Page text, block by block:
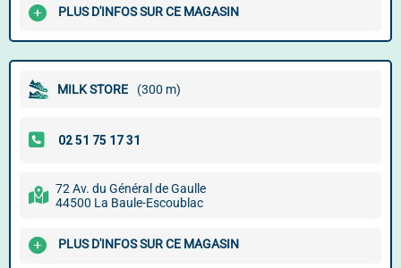
PLUS D'INFOS SUR CE MAGASIN
MILK STORE (300 m)
72 Av. du Général de Gaulle
44500 La Baule-Escoublac
PLUS D'INFOS SUR CE MAGASIN